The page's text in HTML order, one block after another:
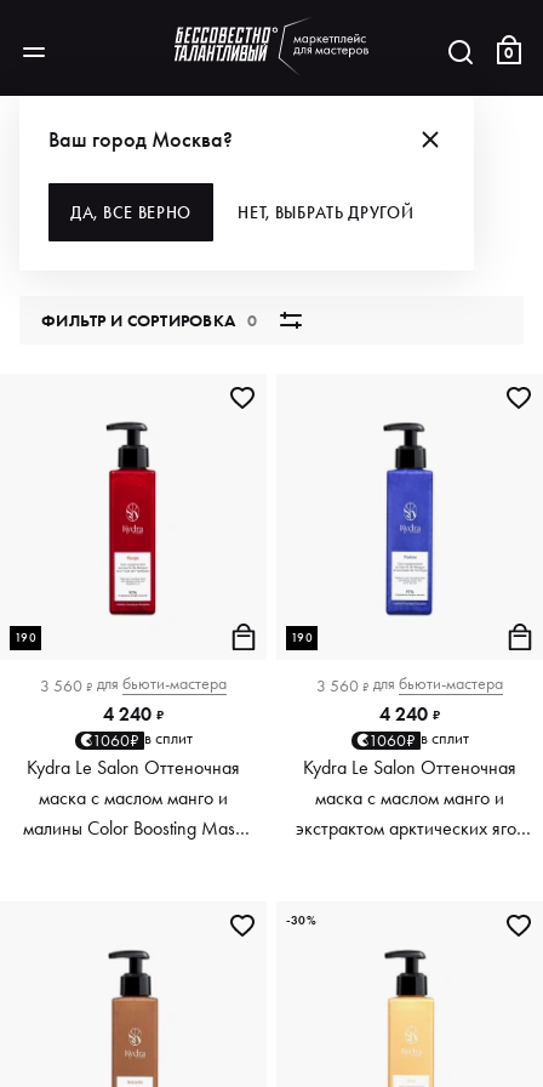
0
Ваш город Москва?
ДА, ВСЕ ВЕРНО НЕТ, ВЫБРАТЬ ДРУГОЙ
ВСЕ КАТЕГОРИИ
ФИЛЬТР И СОРТИРОВКА0
190
3 560 ₽ для бьюти-мастера
4 240 ₽
1060₽ в сплит
Kydra Le Salon Оттеночная
маска с маслом манго и
малины Color Boosting Mask
190
3 560 ₽ для бьюти-мастера
4 240 ₽
1060₽ в сплит
Kydra Le Salon Оттеночная
маска с маслом манго и
экстрактом арктических ягод
-30%